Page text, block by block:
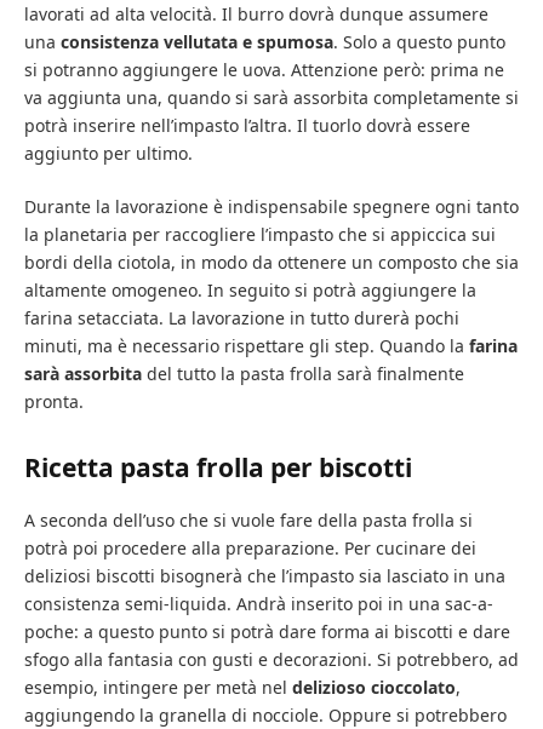
lavorati ad alta velocità. Il burro dovrà dunque assumere
una consistenza vellutata e spumosa. Solo a questo punto
si potranno aggiungere le uova. Attenzione però: prima ne
va aggiunta una, quando si sarà assorbita completamente si
potrà inserire nell’impasto l’altra. Il tuorlo dovrà essere
aggiunto per ultimo.
Durante la lavorazione è indispensabile spegnere ogni tanto
la planetaria per raccogliere l’impasto che si appiccica sui
bordi della ciotola, in modo da ottenere un composto che sia
altamente omogeneo. In seguito si potrà aggiungere la
farina setacciata. La lavorazione in tutto durerà pochi
minuti, ma è necessario rispettare gli step. Quando la farina
sarà assorbita del tutto la pasta frolla sarà finalmente
pronta.
Ricetta pasta frolla per biscotti
A seconda dell’uso che si vuole fare della pasta frolla si
potrà poi procedere alla preparazione. Per cucinare dei
deliziosi biscotti bisognerà che l’impasto sia lasciato in una
consistenza semi-liquida. Andrà inserito poi in una sac-a-
poche: a questo punto si potrà dare forma ai biscotti e dare
sfogo alla fantasia con gusti e decorazioni. Si potrebbero, ad
esempio, intingere per metà nel delizioso cioccolato,
aggiungendo la granella di nocciole. Oppure si potrebbero